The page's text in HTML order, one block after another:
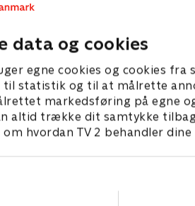
data og cookies
egne cookies og cookies
til statistik og til at målrette
markedsføring på egne
altid trække dit samtykke
om hvordan TV 2 behandler